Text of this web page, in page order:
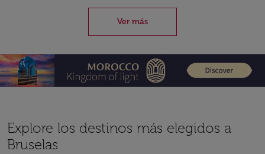
Ver más
Explore los destinos más elegidos a
Bruselas